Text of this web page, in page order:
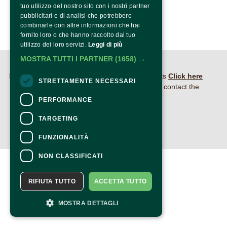
CONTACTS
For information and support in purchasing tickets Click here
For information on the program and the event, contact the
organizer
tuo utilizzo del nostro sito con i nostri partner
pubblicitari e di analisi che potrebbero
combinarle con altre informazioni che hai
fornito loro o che hanno raccolto dal tuo
utilizzo dei loro servizi. Leggi di più
MOSTRA TUTTI I PARTNER (1658) →
STRETTAMENTE NECESSARI
PERFORMANCE
TARGETING
FUNZIONALITÀ
NON CLASSIFICATI
ACCETTA TUTTO
RIFIUTA TUTTO
MOSTRA DETTAGLI